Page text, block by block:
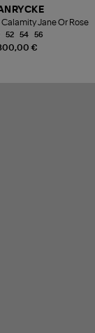
€
Jane Or Rose
52 54 56